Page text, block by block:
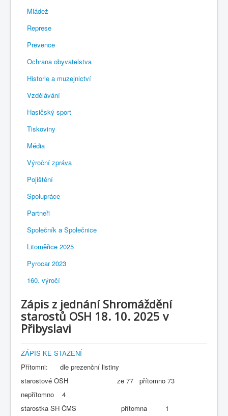
Mládež
Represe
Prevence
Ochrana obyvatelstva
Historie a muzejnictví
Vzdělávání
Hasičský sport
Tiskoviny
Média
Výroční zpráva
Pojištění
Spolupráce
Partneři
Společník a Společnice
Litoměřice 2025
Pyrocar 2023
160. výročí
Zápis z jednání Shromáždění
starostů OSH 18. 10. 2025 v
Přibyslavi
ZÁPIS KE STAŽENÍ
Přítomni: dle prezenční listiny
starostové OSH ze 77 přítomno 73
nepřítomno 4
starostka SH ČMS přítomna 1